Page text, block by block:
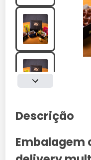
Descrição
Embalagem